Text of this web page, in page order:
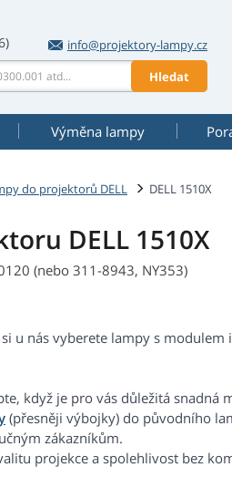
info@projektory-lampy.cz
Hledat
Výměna lampy
do projektorů DELL DELL 1510X
DELL 1510X
(nebo 311-8943, NY353)
u nás vyberete lampy s
když je pro vás důležitá snadná
(přesněji výbojky) do původního
zákazníkům.
projekce a spolehlivost bez